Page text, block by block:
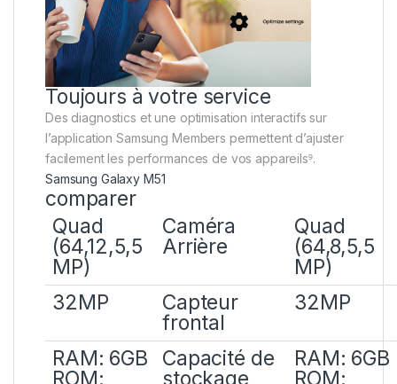
Toujours à votre service
Des diagnostics et une optimisation interactifs sur
l’application Samsung Members permettent d’ajuster
facilement les performances de vos appareils⁹.
Samsung Galaxy M51
comparer
Quad
(64,12,5,5
MP)
Caméra
Arrière
Quad
(64,8,5,5
MP)
32MP
Capteur
frontal
32MP
RAM: 6GB
ROM:
Capacité de
stockage
RAM: 6GB
ROM: